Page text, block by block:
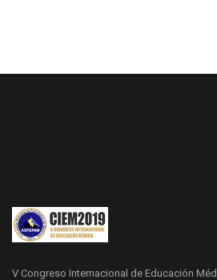
V Congreso Internacional de Educación